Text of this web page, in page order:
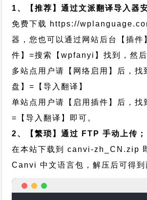
1、【推荐】通过文派翻译导入器
免费下载 https://
器，您也可以通过网站后台【插件
件】=搜索【wpfanyi】找到，然后
多站点用户请【网络启用】后，找
盘】=【导入翻译】
单站点用户请【启用插件】后，找
=【导入翻译】即可。
2、【繁琐】通过 FTP 手动上传；
在本站下载到canvi-zh_CN.zip
Canvi 中文语言包，解压后可得到